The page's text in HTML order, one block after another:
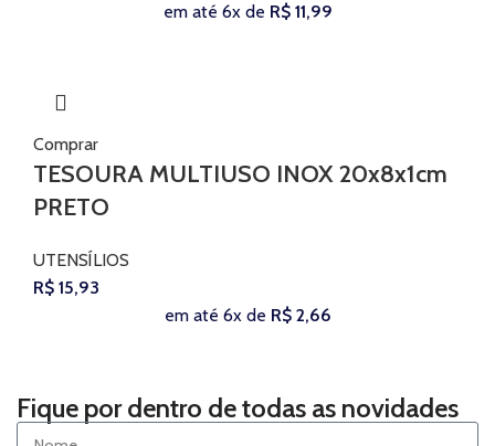
em até 6x de R$11,99
Comprar
TESOURA MULTIUSO INOX 20x8x1cm
PRETO
UTENSÍLIOS
R$ 15,93
em até 6x de R$2,66
Fique por dentro de todas as novidades